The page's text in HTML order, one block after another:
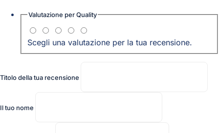
Valutazione perQuality
Scegli una valutazione per la tua recensione.
Titolo della tua recensione
Il tuo nome